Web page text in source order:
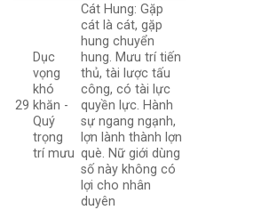
29
Dục
vọng
khó
khăn -
Quý
trọng
trí mưu
Cát Hung: Gặp
cát là cát, gặp
hung chuyển
hung. Mưu trí tiến
thủ, tài lược tấu
công, có tài lực
quyền lực. Hành
sự ngang ngạnh,
lợn lành thành lợn
què. Nữ giới dùng
số này không có
lợi cho nhân
duyên